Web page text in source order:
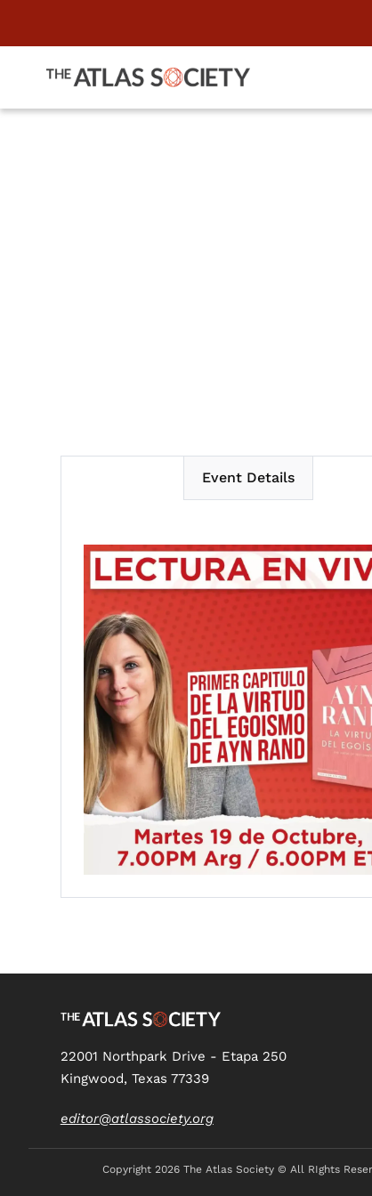
Event Details
22001 Northpark Drive - Etapa 250
Kingwood, Texas 77339
editor@atlassociety.org
Copyright 2026 The Atlas Society © All RIghts